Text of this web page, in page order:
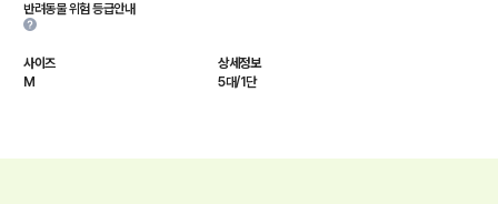
반려동물 위험 등급안내
사이즈
상세정보
M
5대/1단